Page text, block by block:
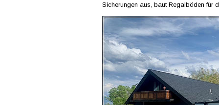
Sicherungen aus, baut Regalböden für